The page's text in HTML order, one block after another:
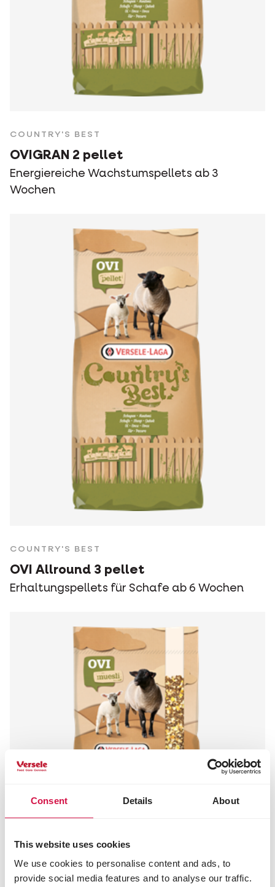
Consent Details About
This website uses cookies
We use cookies to personalise content and ads, to
provide social media features and to analyse our traffic.
COUNTRY'S BEST
OVIGRAN 2 pellet
Energiereiche Wachstumspellets ab 3
Wochen
COUNTRY'S BEST
OVI Allround 3 pellet
Erhaltungspellets für Schafe ab 6 Wochen